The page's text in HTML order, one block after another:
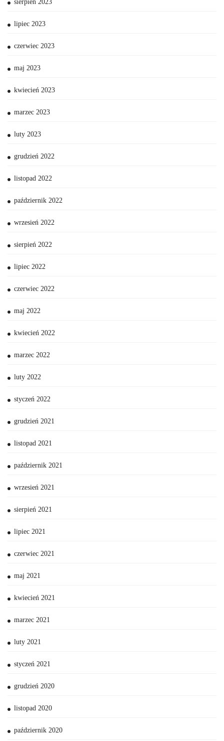
sierpień 2023
lipiec 2023
czerwiec 2023
maj 2023
kwiecień 2023
marzec 2023
luty 2023
grudzień 2022
listopad 2022
październik 2022
wrzesień 2022
sierpień 2022
lipiec 2022
czerwiec 2022
maj 2022
kwiecień 2022
marzec 2022
luty 2022
styczeń 2022
grudzień 2021
listopad 2021
październik 2021
wrzesień 2021
sierpień 2021
lipiec 2021
czerwiec 2021
maj 2021
kwiecień 2021
marzec 2021
luty 2021
styczeń 2021
grudzień 2020
listopad 2020
październik 2020